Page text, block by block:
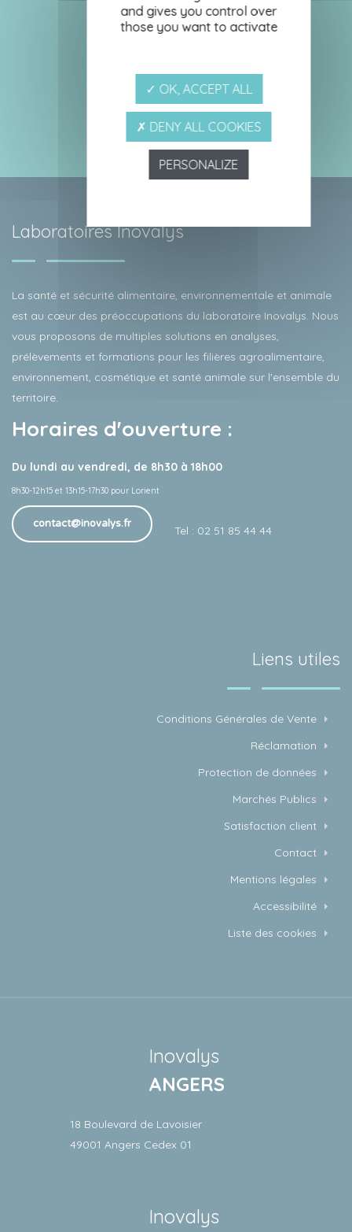
Laboratoires Inovalys
La santé et sécurité alimentaire, environnementale et animale
est au cœur des préoccupations du laboratoire Inovalys. Nous
vous proposons de multiples solutions en analyses,
prélèvements et formations pour les filières agroalimentaire,
environnement, cosmétique et santé animale sur l'ensemble du
territoire.
Horaires d'ouverture :
Du lundi au vendredi, de 8h30 à 18h00
8h30-12h15 et 13h15-17h30 pour Lorient
contact@inovalys.fr
Tel : 02 51 85 44 44
Liens utiles
Conditions Générales de Vente
Réclamation
Protection de données
Marchés Publics
Satisfaction client
Contact
Mentions légales
Accessibilité
Liste des cookies
Inovalys
ANGERS
18 Boulevard de Lavoisier
49001 Angers Cedex 01
Inovalys
and gives you control over
those you want to activate
✓ OK, ACCEPT ALL
✗ DENY ALL COOKIES
PERSONALIZE